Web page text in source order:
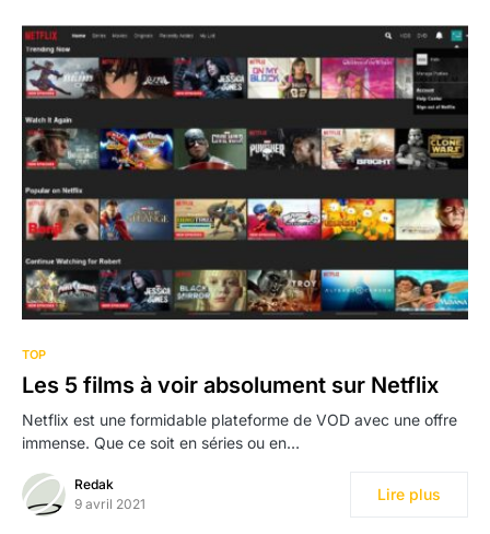
TOP
Les 5 films à voir absolument sur Netflix
Netflix est une formidable plateforme de VOD avec une offre
immense. Que ce soit en séries ou en…
Redak
9 avril 2021
Lire plus